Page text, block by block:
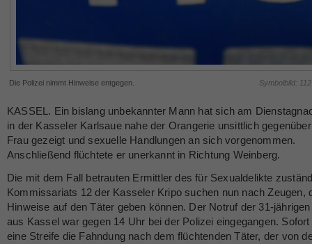
Die Polizei nimmt Hinweise entgegen. Symbolbild:
KASSEL. Ein bislang unbekannter Mann hat sich am
in der Kasseler Karlsaue nahe der Orangerie unsittlich
Frau gezeigt und sexuelle Handlungen an sich vorgenommen.
Anschließend flüchtete er unerkannt in Richtung Weinberg.
Die mit dem Fall betrauten Ermittler des für Sexualdelikte
Kommissariats 12 der Kasseler Kripo suchen nun nach Zeugen,
Hinweise auf den Täter geben können. Der Notruf der 31-
aus Kassel war gegen 14 Uhr bei der Polizei eingegangen. Sofort
eine Streife die Fahndung nach dem flüchtenden Täter, der von